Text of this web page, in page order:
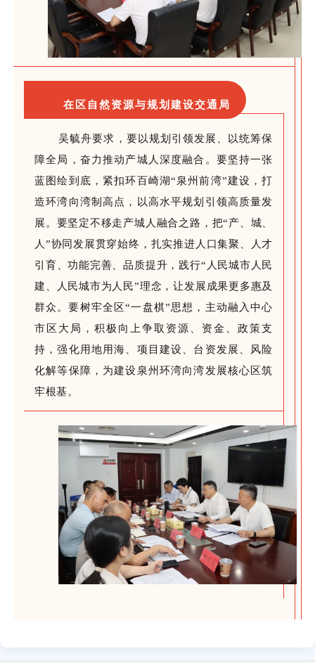
在区自然资源与规划建设交通局
吴毓舟要求，要以规划引领发展、以统筹保
障全局，奋力推动产城人深度融合。要坚持一张
蓝图绘到底，紧扣环百崎湖“泉州前湾”建设，打
造环湾向湾制高点，以高水平规划引领高质量发
展。要坚定不移走产城人融合之路，把“产、城、
人”协同发展贯穿始终，扎实推进人口集聚、人才
引育、功能完善、品质提升，践行“人民城市人民
建、人民城市为人民”理念，让发展成果更多惠及
群众。要树牢全区“一盘棋”思想，主动融入中心
市区大局，积极向上争取资源、资金、政策支
持，强化用地用海、项目建设、台资发展、风险
化解等保障，为建设泉州环湾向湾发展核心区筑
牢根基。